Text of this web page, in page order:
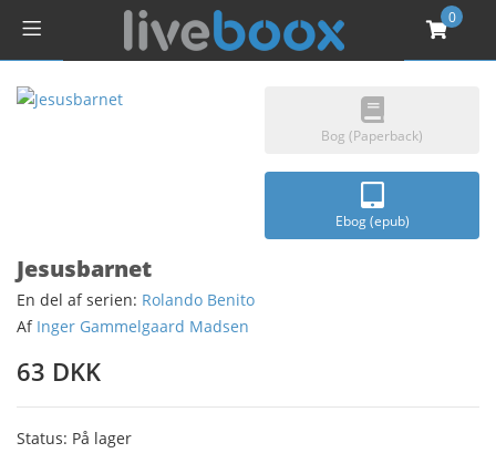
0
Bog (Paperback)
Ebog (epub)
Jesusbarnet
En del af serien: Rolando Benito
Af Inger Gammelgaard Madsen
63 DKK
Status: På lager